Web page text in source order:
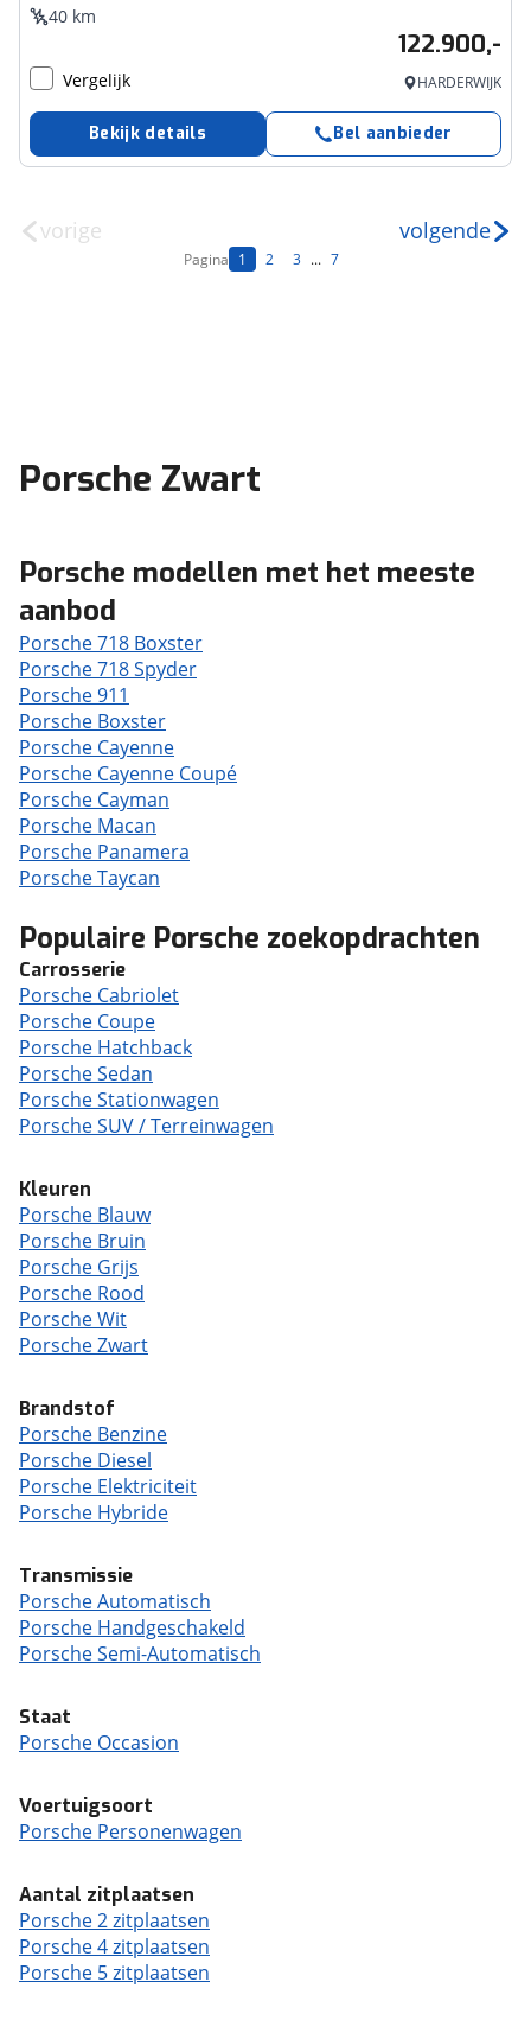
40 km
122.900,-
Vergelijk HARDERWIJK
Bekijk details Bel aanbieder
vorige
Pagina 1 2 3 ... 7
volgende
Porsche Zwart
Porsche modellen met het meeste
aanbod
Porsche 718 Boxster
Porsche 718 Spyder
Porsche 911
Porsche Boxster
Porsche Cayenne
Porsche Cayenne Coupé
Porsche Cayman
Porsche Macan
Porsche Panamera
Porsche Taycan
Populaire Porsche zoekopdrachten
Carrosserie
Porsche Cabriolet
Porsche Coupe
Porsche Hatchback
Porsche Sedan
Porsche Stationwagen
Porsche SUV / Terreinwagen
Kleuren
Porsche Blauw
Porsche Bruin
Porsche Grijs
Porsche Rood
Porsche Wit
Porsche Zwart
Brandstof
Porsche Benzine
Porsche Diesel
Porsche Elektriciteit
Porsche Hybride
Transmissie
Porsche Automatisch
Porsche Handgeschakeld
Porsche Semi-Automatisch
Staat
Porsche Occasion
Voertuigsoort
Porsche Personenwagen
Aantal zitplaatsen
Porsche 2 zitplaatsen
Porsche 4 zitplaatsen
Porsche 5 zitplaatsen